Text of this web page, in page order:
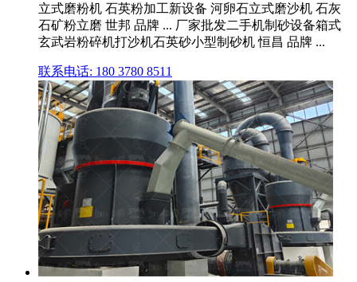
立式磨粉机 石英粉加工新设备 河卵石立式磨沙机 石灰
石矿粉立磨 世邦 品牌 ... 厂家批发二手机制砂设备箱式
玄武岩粉碎机打沙机石英砂小型制砂机 恒昌 品牌 ...
联系电话: 180 3780 8511